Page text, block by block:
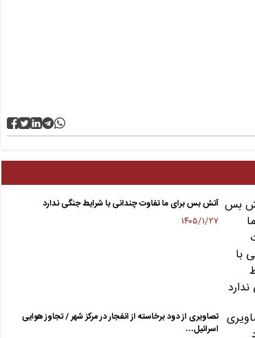
آتش بس برای ما تفاوت چندانی با شرایط جنگی ندارد
۱۴۰۵/۱/۲۷
تصاویری از دود برخاسته از انفجار در مرکز شهر / تجاوز هوایی
اسرائیل…